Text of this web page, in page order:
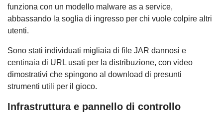
funziona con un modello malware as a service,
abbassando la soglia di ingresso per chi vuole colpire altri
utenti.
Sono stati individuati migliaia di file JAR dannosi e
centinaia di URL usati per la distribuzione, con video
dimostrativi che spingono al download di presunti
strumenti utili per il gioco.
Infrastruttura e pannello di controllo